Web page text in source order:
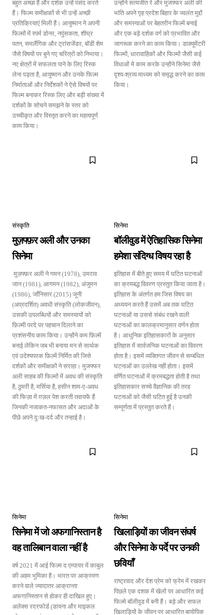
बहुत अच्छा हैं और दर्शक उन्हें पसंद करते
हैं। फिल्म समीक्षकों से भी उन्हें अच्छी
प्रतिक्रियाएं मिली हैं। आयुष्मान ने अपनी
फिल्मों में स्पर्म डोनर, नपुंसकता, शीघ्र
पतन, समलैंगिक और ट्रांसजेंडर, बॉडी शेम
जैसे विषयों पर बुने गए चरित्रों को निभाया।
नए क्षेत्रों में सफलता पाने के लिए रिस्क
लेना पड़ता है, आयुष्मान और उनके फिल्म
निर्माताओं और निर्देशकों ने ऐसे विषयों पर
फिल्म बनाकर रिस्क लिए और बड़ी संख्या में
दर्शकों के सोचने समझने के स्तर को
उच्चीकृत और विस्तृत करने का महत्वपूर्ण
काम किया।
उन्होंने सत्यजीत रे और मुजफ्फर अली की
भांति अपने गृह प्रदेश बिहार के ज्वलंत मुद्दों
और समस्याओं पर बेहतरीन फिल्में बनाई
और एक बड़े दर्शक वर्ग को प्रभावित और
जागरूक करने का काम किया। डाक्यूमेंटरी
फिल्मों, धारावाहिकों और फिल्मों जैसी कई
विधाओं मे काम करके उन्होंने सिनेमा जैसे
दृश्य-श्रव्य माध्यम को समृद्ध करने का काम
किया।
संस्कृति
मुज़फ्फ़र अली और उनका
सिनेमा
मुज़फ्फ़र अली ने गमन (1978), उमराव
जान (1981), आगमन (1982), अंजुमन
(1986), जाँनिसार (2015) जूनी
(अप्रदर्शित) अवधी संस्कृति (लोकजीवन),
उसकी उपलब्धियों और समस्यायों को
फ़िल्मी परदे पर पहचान दिलाने का
प्रशंसनीय काम किया। उन्होंने कम फ़िल्में
बनाई लेकिन जब भी बनाया मन से सार्थक
एवं उदेश्यपरक फ़िल्में निर्मित की जिसे
दर्शकों और समीक्षकों ने सराहा। मुजफ्फर
अली साहब की फिल्मों में अवध की संस्कृति
है, ठुमरी है, मर्सिया है, हसीन शाम-ए-अवध
की फिज़ा में ग़ज़ल पेश करती तवायफें हैं
जिनकी नजाकत-नफासत और अदाओं के
पीछे अपने दुःख-दर्द और तन्हाई है।
सिनेमा
बॉलीवुड में ऐतिहासिक सिनेमा
हमेशा संदिग्ध विषय रहा है
इतिहास में बीते हुए समय में घटित घटनाओं
का क्रमबद्ध विवरण प्रस्तुत किया जाता है।
इतिहास के अंतर्गत हम जिस विषय का
अध्ययन करते हैं उसमें अब तक घटित
घटनाओं या उससे संबंध रखने वाली
घटनाओं का कालक्रमानुसार वर्णन होता
है। आधुनिक इतिहासकारों के अनुसार
इतिहास में सार्वजनिक घटनाओं का विवरण
होता है। इसमें व्यक्तिगत जीवन से सम्बंधित
घटनाओं का उल्लेख नहीं होता। इसमें
वर्णित घटनाओं में क्रमबद्धता होती है तथा
इतिहासकार सच्चे वैज्ञानिक की तरह
घटनाओं को जैसी घटित हुई है उनकी
सम्पूर्णता में प्रस्तुत करते हैं।
सिनेमा
सिनेमा में जो अफगानिस्तान है
वह तालिबान वाला नहीं है
वर्ष 2021 में आई फिल्म द एम्पायर में काबुल
की अहम भूमिका है। भारत पर आक्रमण
करने वाले ज्यादातर आक्रान्ता
अफगानिस्तान से होकर ही दाखिल हुए।
अलेक्स रदरफोर्ड (डायना और माइकल
सिनेमा
खिलाड़ियों का जीवन संघर्ष
और सिनेमा के पर्दे पर उनकी
छवियाँ
राष्ट्रवाद और देश प्रेम को फ्रेम में रखकर
पिछले एक दशक में खेलों पर आधारित कई
फिल्मे बॉलीवुड में बनी हैं। बड़े और सफल
खिलाड़ियों के जीवन पर आधारित बायोपिक